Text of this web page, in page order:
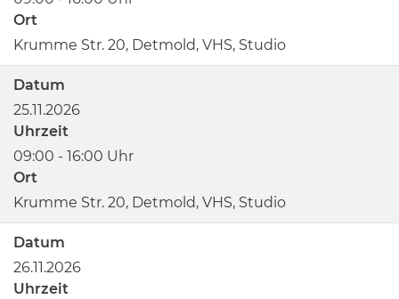
Ort
Krumme Str. 20, Detmold, VHS, Studio
Datum
25.11.2026
Uhrzeit
09:00 - 16:00 Uhr
Ort
Krumme Str. 20, Detmold, VHS, Studio
Datum
26.11.2026
Uhrzeit